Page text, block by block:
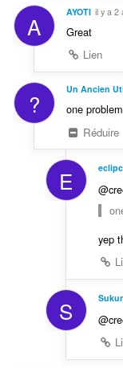
A AYOTI il y a 2
Great
Lien
? Un Ancien
one
Réduire
E
yep
S